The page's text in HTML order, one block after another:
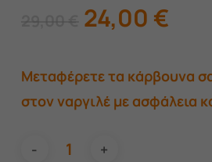
29,00 € Original
price
29,00 €.
24,00 €Η
Μεταφέρετε τα κάρβουνα
στον ναργιλέ με ασφάλεια